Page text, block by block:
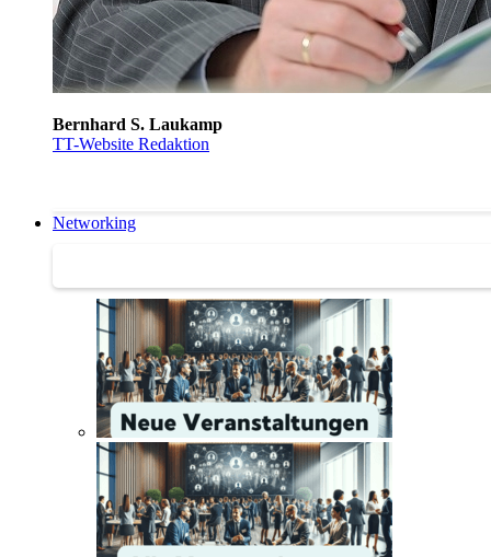
Bernhard S. Laukamp
TT-Website Redaktion
Networking